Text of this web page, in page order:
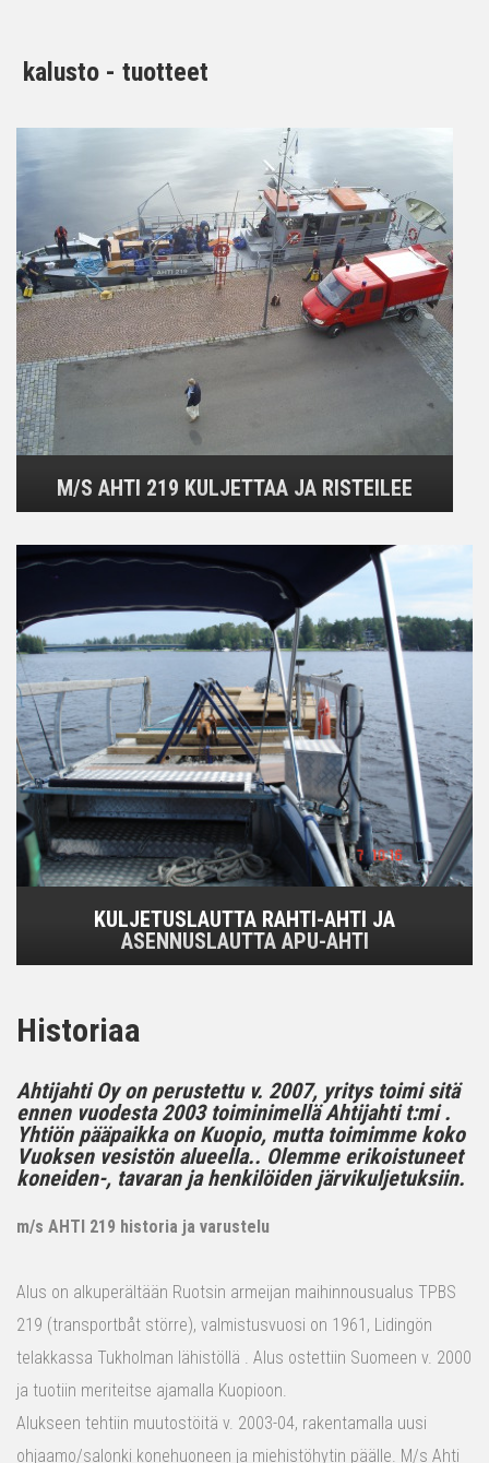
kalusto - tuotteet
M/S AHTI 219 KULJETTAA JA RISTEILEE
KULJETUSLAUTTA RAHTI-AHTI JA
ASENNUSLAUTTA APU-AHTI
Historiaa
Ahtijahti Oy on perustettu v. 2007, yritys toimi sitä
ennen vuodesta 2003 toiminimellä Ahtijahti t:mi .
Yhtiön pääpaikka on Kuopio, mutta toimimme koko
Vuoksen vesistön alueella.. Olemme erikoistuneet
koneiden-, tavaran ja henkilöiden järvikuljetuksiin.
m/s AHTI 219 historia ja varustelu
Alus on alkuperältään Ruotsin armeijan maihinnousualus TPBS
219 (transportbåt större), valmistusvuosi on 1961, Lidingön
telakkassa Tukholman lähistöllä . Alus ostettiin Suomeen v. 2000
ja tuotiin meriteitse ajamalla Kuopioon.
Alukseen tehtiin muutostöitä v. 2003-04, rakentamalla uusi
ohjaamo/salonki konehuoneen ja miehistöhytin päälle. M/s Ahti